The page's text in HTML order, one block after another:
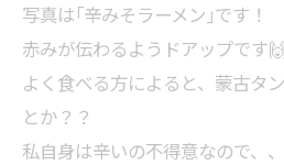
⁡写真は｢辛みそラーメン｣です！⁡
赤みが伝わるようドアップです
よく食べる方によると、蒙古タ
とか？？⁡
私自身は辛いの不得意なので、